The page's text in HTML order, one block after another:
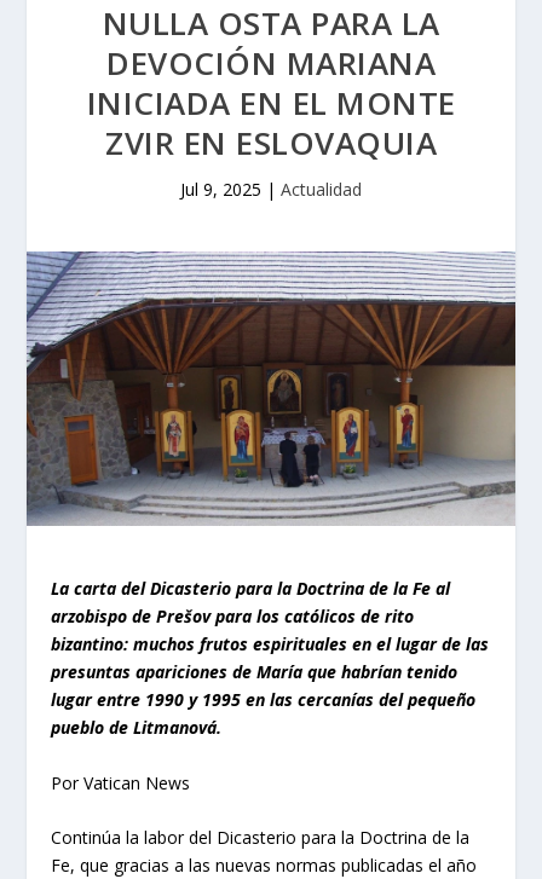
NULLA OSTA PARA LA
DEVOCIÓN MARIANA
INICIADA EN EL MONTE
ZVIR EN ESLOVAQUIA
Jul 9, 2025 | Actualidad
La carta del Dicasterio para la Doctrina de la Fe al
arzobispo de Prešov para los católicos de rito
bizantino: muchos frutos espirituales en el lugar de las
presuntas apariciones de María que habrían tenido
lugar entre 1990 y 1995 en las cercanías del pequeño
pueblo de Litmanová.
Por Vatican News
Continúa la labor del Dicasterio para la Doctrina de la
Fe, que gracias a las nuevas normas publicadas el año